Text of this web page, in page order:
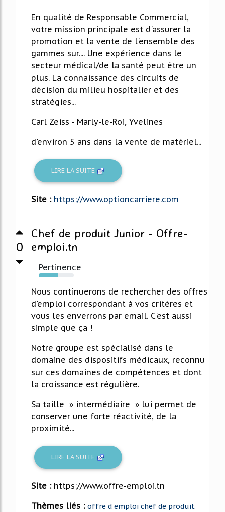
En qualité de Responsable Commercial,
votre mission principale est d'assurer la
promotion et la vente de l'ensemble des
gammes sur.... Une expérience dans le
secteur médical/de la santé peut être un
plus. La connaissance des circuits de
décision du milieu hospitalier et des
stratégies...
Carl Zeiss - Marly-le-Roi, Yvelines
d'environ 5 ans dans la vente de matériel...
LIRE LA SUITE
Site : https://www.optioncarriere.com
0
Chef de produit Junior - Offre-
emploi.tn
Pertinence
54%
Nous continuerons de rechercher des offres
d'emploi correspondant à vos critères et
vous les enverrons par email. C'est aussi
simple que ça !
Notre groupe est spécialisé dans le
domaine des dispositifs médicaux, reconnu
sur ces domaines de compétences et dont
la croissance est régulière.
Sa taille » intermédiaire » lui permet de
conserver une forte réactivité, de la
proximité...
LIRE LA SUITE
Site : https://www.offre-emploi.tn
Thèmes liés : offre d emploi chef de produit